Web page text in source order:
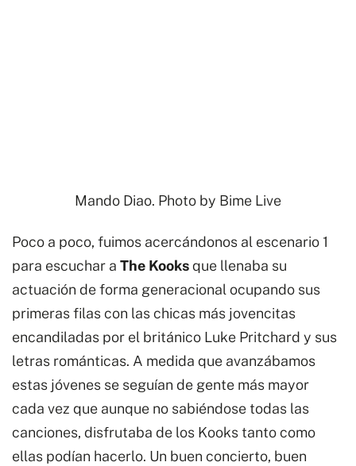
Mando Diao. Photo by Bime Live
Poco a poco, fuimos acercándonos al escenario 1
para escuchar a The Kooks que llenaba su
actuación de forma generacional ocupando sus
primeras filas con las chicas más jovencitas
encandiladas por el británico Luke Pritchard y sus
letras románticas. A medida que avanzábamos
estas jóvenes se seguían de gente más mayor
cada vez que aunque no sabiéndose todas las
canciones, disfrutaba de los Kooks tanto como
ellas podían hacerlo. Un buen concierto, buen